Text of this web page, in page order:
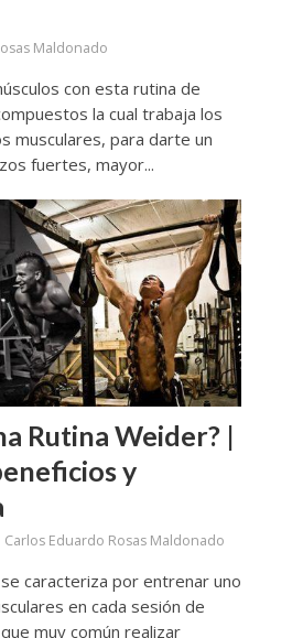
Maldonado
con esta rutina de
la cual trabaja los
musculares, para darte un
fuertes, mayor...
Rutina Weider? |
y
Carlos Eduardo Rosas Maldonado
caracteriza por entrenar uno
en cada sesión de
muy común realizar